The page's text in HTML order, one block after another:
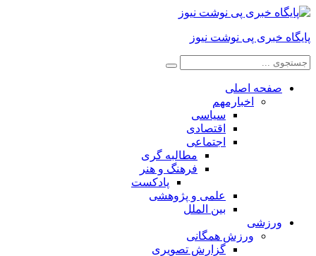
خبری پی نوشت نیوز
صفحه اصلی
اخبارمهم
سیاسی
اقتصادی
اجتماعی
مطالبه گری
فرهنگ و هنر
پادکست
علمی و پژوهشی
بین الملل
ورزشی
ورزش همگانی
گزارش تصویری